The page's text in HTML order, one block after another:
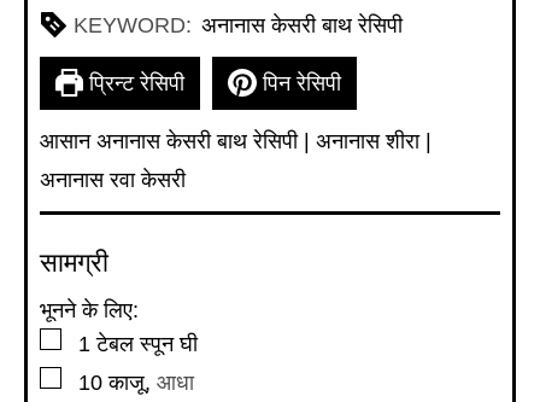
KEYWORD: अनानास केसरी बाथ रेसिपी
प्रिन्ट रेसिपी पिन रेसिपी
आसान अनानास केसरी बाथ रेसिपी | अनानास शीरा |
अनानास रवा केसरी
सामग्री
भूनने के लिए:
▢
1 टेबल स्पूनघी
▢
10 काजू, आधा